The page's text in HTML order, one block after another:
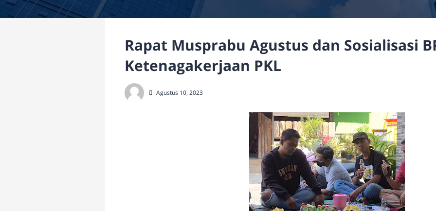
Rapat Musprabu Agustus dan Sosialisasi
Ketenagakerjaan PKL
Agustus 10, 2023